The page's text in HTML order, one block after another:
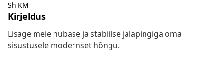
Sh KM
Kirjeldus
Lisage meie hubase ja stabiilse jalapingiga oma
sisustusele modernset hõngu.